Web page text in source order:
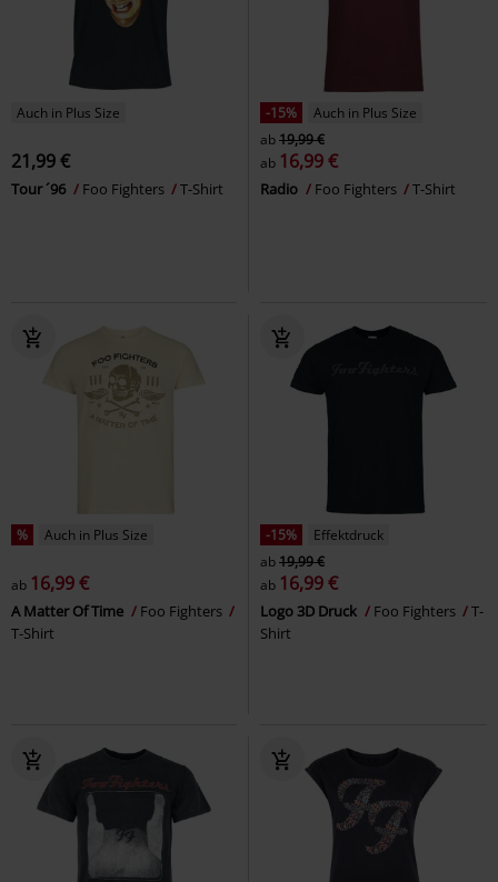
Auch in Plus Size
21,99 €
Tour ´96 Foo Fighters T-Shirt
-15%
Auch in Plus Size
ab19,99 €
ab 16,99 €
Radio Foo Fighters T-Shirt
% Auch in Plus Size
ab 16,99 €
A Matter Of Time
Foo Fighters
T-Shirt
-15%
Effektdruck
ab19,99 €
ab 16,99 €
Logo 3D Druck Foo Fighters
T-
Shirt